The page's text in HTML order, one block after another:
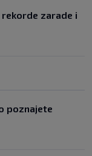
zarade i
poznajete